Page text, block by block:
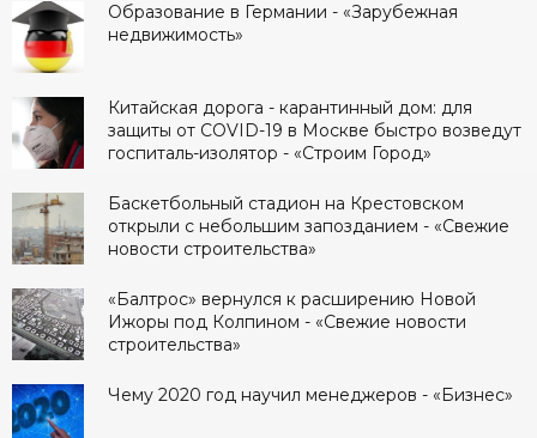
Образование в Германии - «Зарубежная
недвижимость»
Китайская дорога - карантинный дом: для
защиты от COVID-19 в Москве быстро возведут
госпиталь-изолятор - «Строим Город»
Баскетбольный стадион на Крестовском
открыли с небольшим запозданием - «Свежие
новости строительства»
«Балтрос» вернулся к расширению Новой
Ижоры под Колпином - «Свежие новости
строительства»
Чему 2020 год научил менеджеров - «Бизнес»